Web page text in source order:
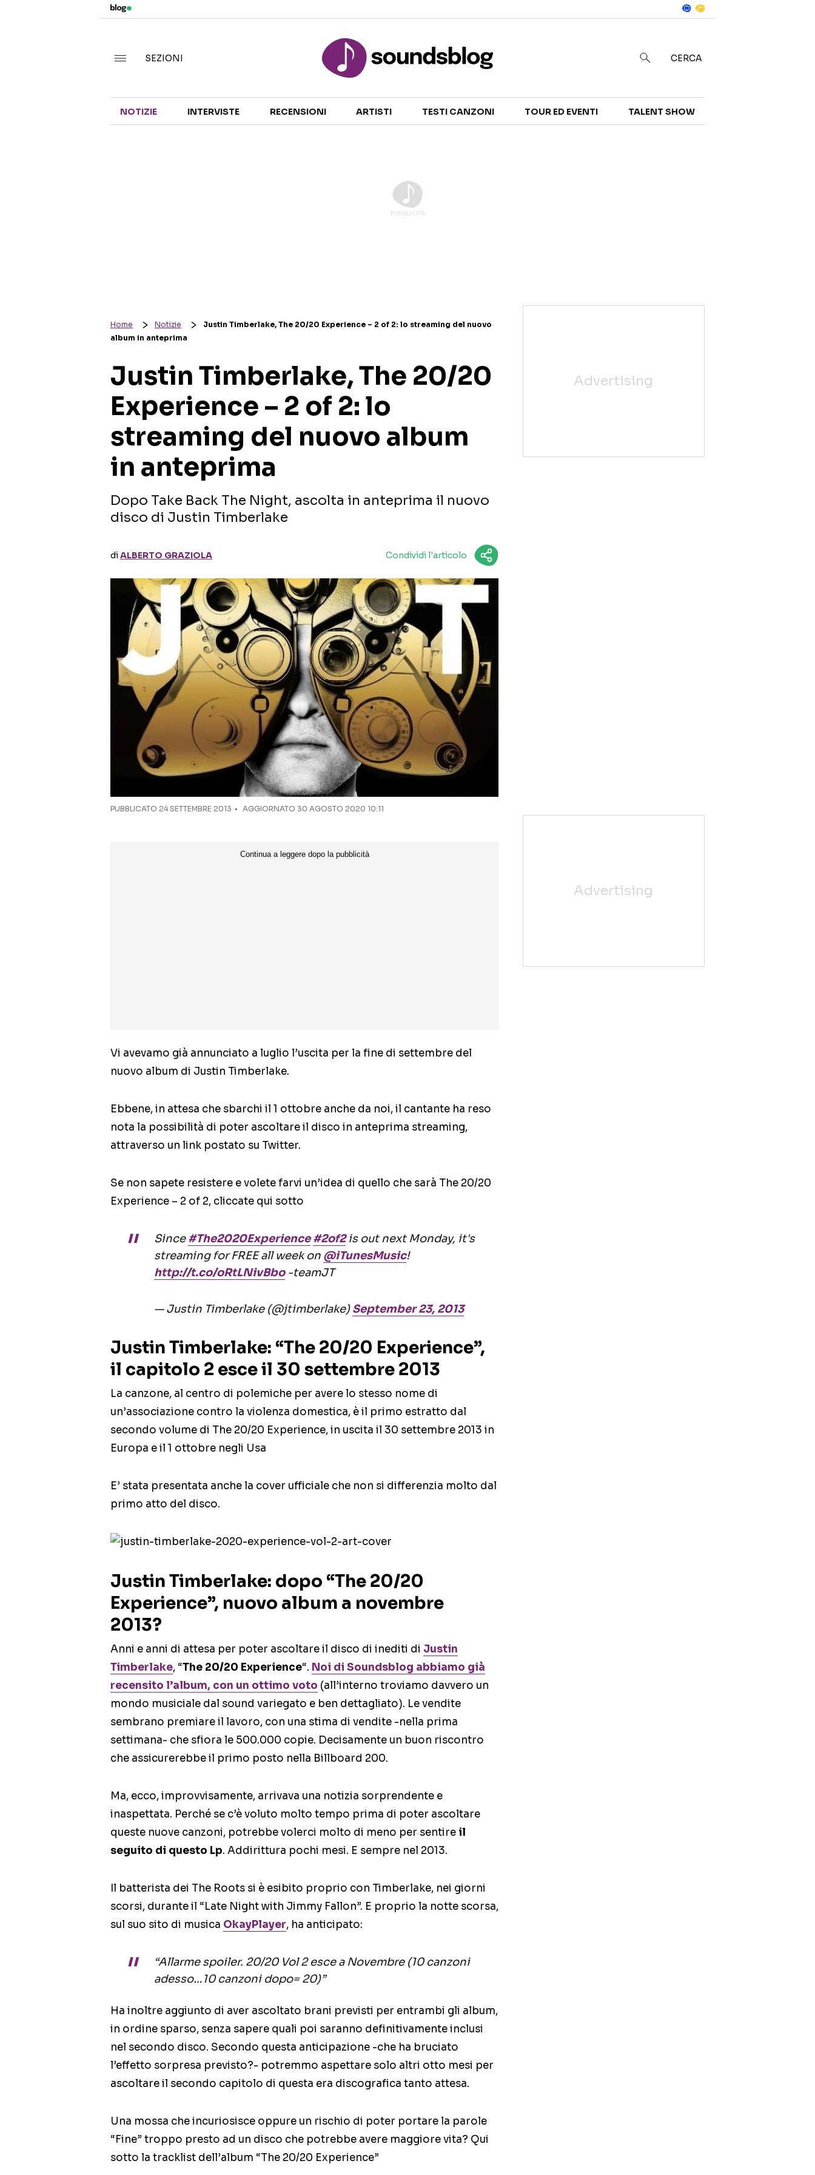
TALENT SHOW
SEZIONI CERCA
NOTIZIE INTERVISTE RECENSIONI ARTISTI TESTI CANZONI TOUR ED EVENTI TALENT SHOW
Home Notizie
Justin Timberlake, The 20/20 Experience – 2 of 2: lo streaming del nuovo
album in anteprima
Justin Timberlake, The 20/20
Experience – 2 of 2: lo
streaming del nuovo album
in anteprima
Dopo Take Back The Night, ascolta in anteprima il nuovo
disco di Justin Timberlake
diALBERTO GRAZIOLA Condividi l'articolo
PUBBLICATO 24 SETTEMBRE 2013 AGGIORNATO 30 AGOSTO 2020 10:11
Vi avevamo già annunciato a luglio l’uscita per la fine di settembre del
nuovo album di Justin Timberlake.
Ebbene, in attesa che sbarchi il 1 ottobre anche da noi, il cantante ha reso
nota la possibilità di poter ascoltare il disco in anteprima streaming,
attraverso un link postato su Twitter.
Se non sapete resistere e volete farvi un’idea di quello che sarà The 20/20
Experience – 2 of 2, cliccate qui sotto
Since#The2020Experience #2of2is out next Monday, it's
streaming for FREE all week on @iTunesMusic!
http://t.co/oRtLNivBbo-teamJT
— Justin Timberlake (@jtimberlake)September 23, 2013
Justin Timberlake: “The 20/20 Experience”,
il capitolo 2 esce il 30 settembre 2013
La canzone, al centro di polemiche per avere lo stesso nome di
un’associazione contro la violenza domestica, è il primo estratto dal
secondo volume di The 20/20 Experience, in uscita il 30 settembre 2013 in
Europa e il 1 ottobre negli Usa
E’ stata presentata anche la cover ufficiale che non si differenzia molto dal
primo atto del disco.
Justin Timberlake: dopo “The 20/20
Experience”, nuovo album a novembre
2013?
Anni e anni di attesa per poter ascoltare il disco di inediti di Justin
Timberlake, “The 20/20 Experience“. Noi di Soundsblog abbiamo già
recensito l’album, con un ottimo voto (all’interno troviamo davvero un
mondo musiciale dal sound variegato e ben dettagliato). Le vendite
sembrano premiare il lavoro, con una stima di vendite -nella prima
settimana- che sfiora le 500.000 copie. Decisamente un buon riscontro
che assicurerebbe il primo posto nella Billboard 200.
Ma, ecco, improvvisamente, arrivava una notizia sorprendente e
inaspettata. Perché se c’è voluto molto tempo prima di poter ascoltare
queste nuove canzoni, potrebbe volerci molto di meno per sentire il
seguito di questo Lp. Addirittura pochi mesi. E sempre nel 2013.
Il batterista dei The Roots si è esibito proprio con Timberlake, nei giorni
scorsi, durante il “Late Night with Jimmy Fallon”. E proprio la notte scorsa,
sul suo sito di musica OkayPlayer, ha anticipato:
“Allarme spoiler. 20/20 Vol 2 esce a Novembre (10 canzoni
adesso…10 canzoni dopo= 20)”
Ha inoltre aggiunto di aver ascoltato brani previsti per entrambi gli album,
in ordine sparso, senza sapere quali poi saranno definitivamente inclusi
nel secondo disco. Secondo questa anticipazione -che ha bruciato
l’effetto sorpresa previsto?- potremmo aspettare solo altri otto mesi per
ascoltare il secondo capitolo di questa era discografica tanto attesa.
Una mossa che incuriosisce oppure un rischio di poter portare la parole
“Fine” troppo presto ad un disco che potrebbe avere maggiore vita? Qui
sotto la tracklist dell’album “The 20/20 Experience”